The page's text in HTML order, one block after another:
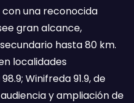
con una reconocida
gran alcance,
hasta 80 km.
localidades
Winifreda 91.9, de
y ampliación de